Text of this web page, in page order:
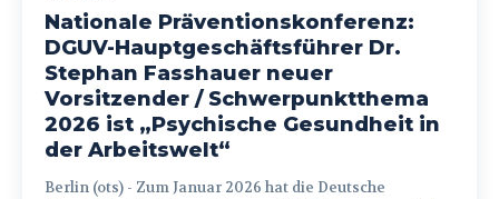
Nationale Präventionskonferenz:
DGUV-Hauptgeschäftsführer Dr.
Stephan Fasshauer neuer
Vorsitzender / Schwerpunktthema
2026 ist „Psychische Gesundheit in
der Arbeitswelt“
Berlin (ots) - Zum Januar 2026 hat die Deutsche